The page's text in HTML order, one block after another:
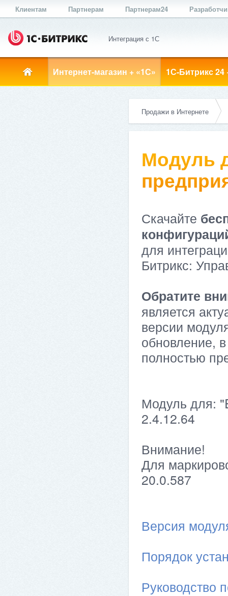
Клиентам Партнерам Партнерам24
Интеграция с 1С
Интернет-магазин + «1С» 1С-Битрикс 24
Продажи в Интернете
Модуль
Скачайте
для
Битрикс:
Обратите
является
версии
обновление,
полностью
Модуль для:
2.4.12.64
Внимание!
Для
20.0.587
Версия
Порядок
Руководство